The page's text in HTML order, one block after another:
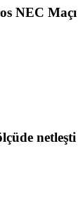
NEC Maçı
netleşti